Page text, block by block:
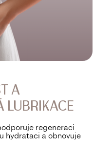
A
LUBRIKACE
regeneraci
hydrataci a obnovuje